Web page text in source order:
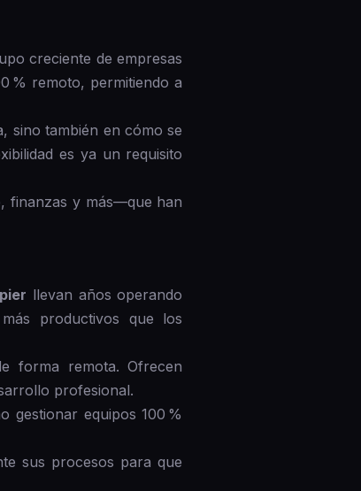
creciente de empresas
% remoto, permitiendo a
sino también en cómo se
es ya un requisito
finanzas y más—que han
llevan años operando
productivos que los
forma remota. Ofrecen
profesional.
gestionar equipos 100 %
sus procesos para que